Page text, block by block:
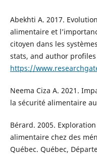
Abekhti A. 2017.
alimentaire et
citoyen dans les
stats, and author
https://
Neema Ciza A. 2021.
la sécurité alimentaire
Bérard. 2005.
alimentaire chez des
Québec. Québec,